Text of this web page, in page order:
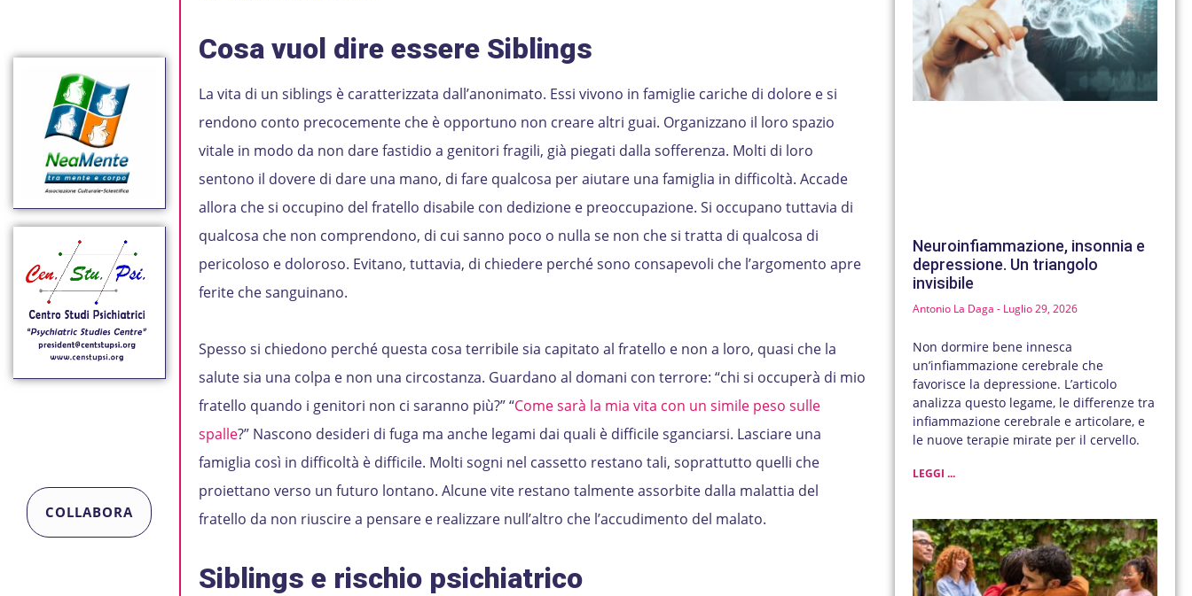
COLLABORA
Cosa vuol dire essere Siblings
La vita di un siblings è caratterizzata dall’anonimato. Essi vivono in famiglie cariche di dolore e si
rendono conto precocemente che è opportuno non creare altri guai. Organizzano il loro spazio
vitale in modo da non dare fastidio a genitori fragili, già piegati dalla sofferenza. Molti di loro
sentono il dovere di dare una mano, di fare qualcosa per aiutare una famiglia in difficoltà. Accade
allora che si occupino del fratello disabile con dedizione e preoccupazione. Si occupano tuttavia di
qualcosa che non comprendono, di cui sanno poco o nulla se non che si tratta di qualcosa di
pericoloso e doloroso. Evitano, tuttavia, di chiedere perché sono consapevoli che l’argomento apre
ferite che sanguinano.
Spesso si chiedono perché questa cosa terribile sia capitato al fratello e non a loro, quasi che la
salute sia una colpa e non una circostanza. Guardano al domani con terrore: “chi si occuperà di mio
fratello quando i genitori non ci saranno più?” “Come sarà la mia vita con un simile peso sulle
spalle?” Nascono desideri di fuga ma anche legami dai quali è difficile sganciarsi. Lasciare una
famiglia così in difficoltà è difficile. Molti sogni nel cassetto restano tali, soprattutto quelli che
proiettano verso un futuro lontano. Alcune vite restano talmente assorbite dalla malattia del
fratello da non riuscire a pensare e realizzare null’altro che l’accudimento del malato.
Siblings e rischio psichiatrico
Neuroinfiammazione, insonnia e
depressione. Un triangolo
invisibile
Antonio La Daga Luglio 29, 2026
Non dormire bene innesca
un’infiammazione cerebrale che
favorisce la depressione. L’articolo
analizza questo legame, le differenze tra
infiammazione cerebrale e articolare, e
le nuove terapie mirate per il cervello.
LEGGI ...